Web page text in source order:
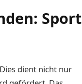
Sport
dient nicht nur